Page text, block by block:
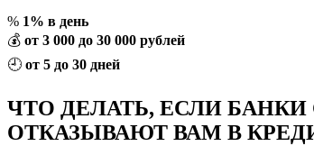
% 1% в день
💰 от 3 000 до 30 000 рублей
🕘 от 5 до 30 дней
ЧТО ДЕЛАТЬ, ЕСЛИ БАНКИ
ОТКАЗЫВАЮТ ВАМ В